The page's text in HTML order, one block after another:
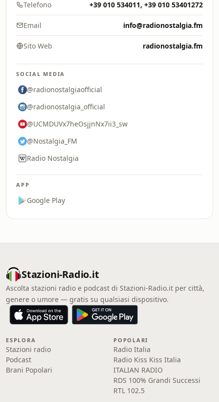
Telefono +39 010 534011, +39 010 53401272
Email info@radionostalgia.fm
Sito Web radionostalgia.fm
SOCIAL MEDIA
@radionostalgiaofficial
@radionostalgia_official
@UCMDUVx7heOsjjnNx7ii3_sw
@Nostalgia_FM
Radio Nostalgia
APP
Google Play
Stazioni-Radio.it
Ascolta stazioni radio e podcast di Stazioni-Radio.it per città,
genere o umore — gratis su qualsiasi dispositivo.
ESPLORA
Stazioni radio
Podcast
Brani Popolari
POPOLARI
Radio Italia
Radio Kiss Kiss Italia
ITALIAN RADIO
RDS 100% Grandi Successi
RTL 102.5